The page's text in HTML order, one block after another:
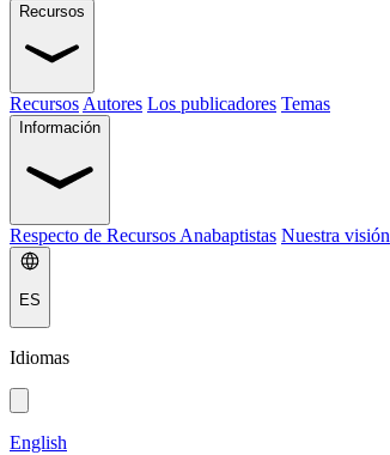
Recursos
Recursos Autores Los publicadores Temas
Información
Respecto de Recursos Anabaptistas Nuestra visión
ES
Idiomas
English